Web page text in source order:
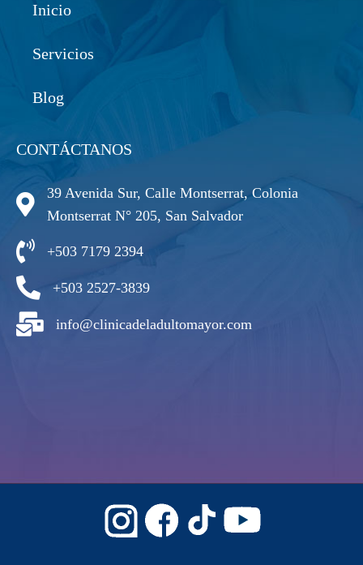
Inicio
Servicios
Blog
CONTÁCTANOS
39 Avenida Sur, Calle Montserrat, Colonia
Montserrat N° 205, San Salvador
+503 7179 2394
+503 2527-3839
info@clinicadeladultomayor.com